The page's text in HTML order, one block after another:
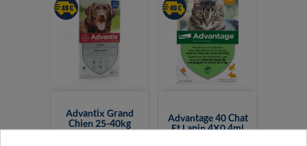
Advantix Grand
Chien 25-40kg
Pipettes 4X4,0ml
Advantage 40 Chat
Et Lapin 4X0,4ml